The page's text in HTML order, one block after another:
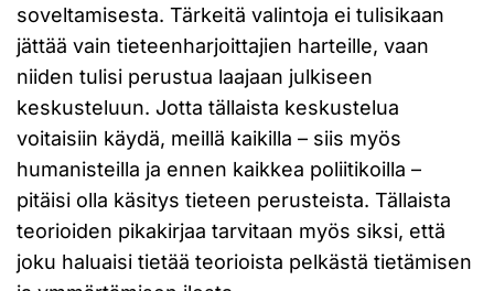
soveltamisesta. Tärkeitä valintoja ei tulisikaan
jättää vain tieteenharjoittajien harteille, vaan
niiden tulisi perustua laajaan julkiseen
keskusteluun. Jotta tällaista keskustelua
voitaisiin käydä, meillä kaikilla – siis myös
humanisteilla ja ennen kaikkea poliitikoilla –
pitäisi olla käsitys tieteen perusteista. Tällaista
teorioiden pikakirjaa tarvitaan myös siksi, että
joku haluaisi tietää teorioista pelkästä tietämisen